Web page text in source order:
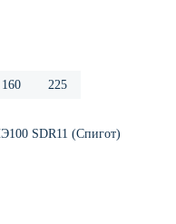
160 225
SDR11 (Спигот)